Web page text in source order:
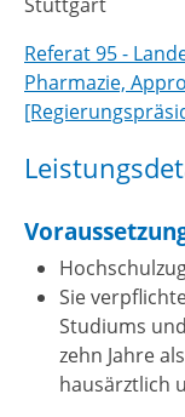
Stuttgart
Referat 95 -
Pharmazie,
Sie
Studiums
zehn Jahre
hausärztlich